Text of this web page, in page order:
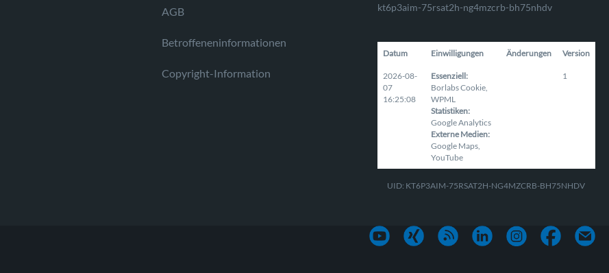
AGB
Betroffeneninformationen
Copyright-Information
kt6p3aim-75rsat2h-ng4mzcrb-bh75nhdv
Datum Einwilligungen Änderungen Version
2026-08-
07
16:25:08
Essenziell:
Borlabs Cookie,
WPML
Statistiken:
Google Analytics
Externe Medien:
Google Maps,
YouTube
1
UID: KT6P3AIM-75RSAT2H-NG4MZCRB-BH75NHDV